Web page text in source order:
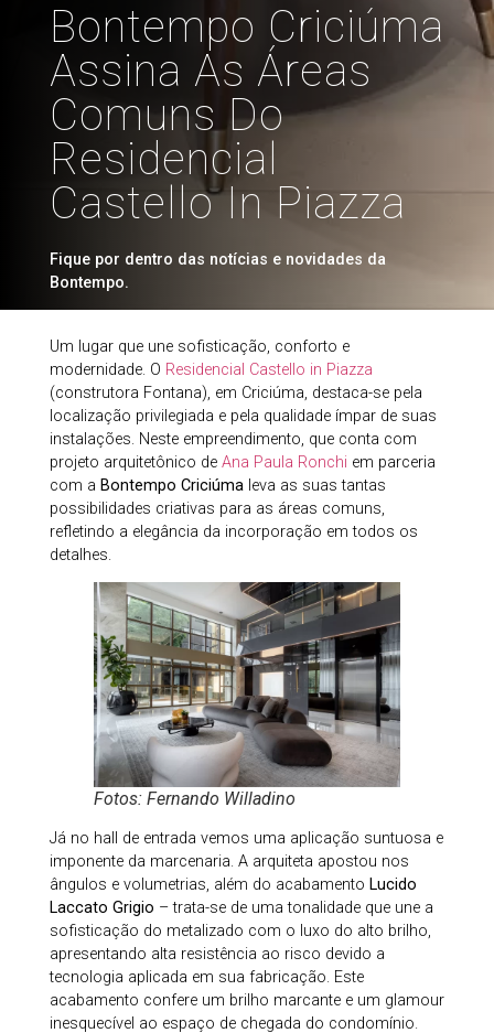
Bontempo Criciúma
Assina As Áreas
Comuns Do
Residencial
Castello In Piazza
Fique por dentro das notícias e novidades da
Bontempo.
Um lugar que une sofisticação, conforto e
modernidade. O Residencial Castello in Piazza
(construtora Fontana), em Criciúma, destaca-se pela
localização privilegiada e pela qualidade ímpar de suas
instalações. Neste empreendimento, que conta com
projeto arquitetônico de Ana Paula Ronchi em parceria
com a Bontempo Criciúmaleva as suas tantas
possibilidades criativas para as áreas comuns,
refletindo a elegância da incorporação em todos os
detalhes.
Fotos: Fernando Willadino
Já no hall de entrada vemos uma aplicação suntuosa e
imponente da marcenaria. A arquiteta apostou nos
ângulos e volumetrias, além do acabamento Lucido
Laccato Grigio – trata-se de uma tonalidade que une a
sofisticação do metalizado com o luxo do alto brilho,
apresentando alta resistência ao risco devido a
tecnologia aplicada em sua fabricação. Este
acabamento confere um brilho marcante e um glamour
inesquecível ao espaço de chegada do condomínio.